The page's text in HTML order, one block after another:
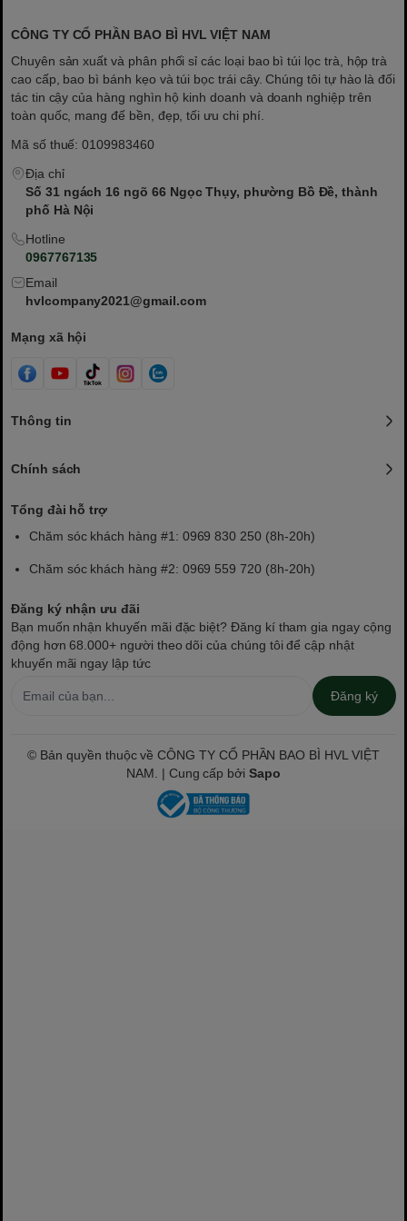
CÔNG TY CỔ PHẦN BAO BÌ HVL VIỆT NAM
Chuyên sản xuất và phân phối sỉ các loại bao bì túi lọc trà, hộp trà
cao cấp, bao bì bánh kẹo và túi bọc trái cây. Chúng tôi tự hào là đối
tác tin cậy của hàng nghìn hộ kinh doanh và doanh nghiệp trên
toàn quốc, mang đế bền, đẹp, tối ưu chi phí.
Mã số thuế: 0109983460
Địa chỉ
Số 31 ngách 16 ngõ 66 Ngọc Thụy, phường Bồ Đề, thành
phố Hà Nội
Hotline
0967767135
Email
hvlcompany2021@gmail.com
Mạng xã hội
Thông tin
Chính sách
Tổng đài hỗ trợ
Chăm sóc khách hàng #1: 0969 830 250 (8h-20h)
Chăm sóc khách hàng #2: 0969 559 720 (8h-20h)
Đăng ký nhận ưu đãi
Bạn muốn nhận khuyến mãi đặc biệt? Đăng kí tham gia ngay cộng
động hơn 68.000+ người theo dõi của chúng tôi để cập nhật
khuyến mãi ngay lập tức
Đăng ký
© Bản quyền thuộc về CÔNG TY CỔ PHẦN BAO BÌ HVL VIỆT
NAM. | Cung cấp bởiSapo